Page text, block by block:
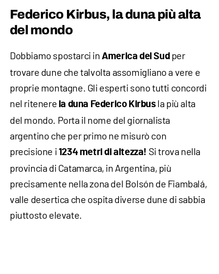
Federico Kirbus, la duna più alta
del mondo
Dobbiamo spostarci in America del Sudper
trovare dune che talvolta assomigliano a vere e
proprie montagne. Gli esperti sono tutti concordi
nel ritenere la duna Federico Kirbusla più alta
del mondo. Porta il nome del giornalista
argentino che per primo ne misurò con
precisione i 1234 metri di altezza! Si trova nella
provincia di Catamarca, in Argentina, più
precisamente nella zona del Bolsón de Fiambalá,
valle desertica che ospita diverse dune di sabbia
piuttosto elevate.